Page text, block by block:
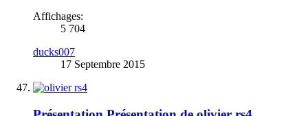
Affichages:
5 704
ducks007
17 Septembre 2015